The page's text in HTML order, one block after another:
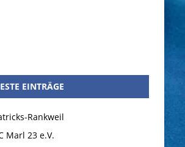
EINTRÄGE
Rankweil
Marl 23 e.V.